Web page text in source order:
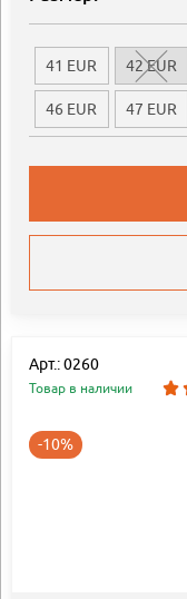
41 EUR 42 EUR
46 EUR 47 EUR
Арт.: 0260
Товар в наличии
-10%